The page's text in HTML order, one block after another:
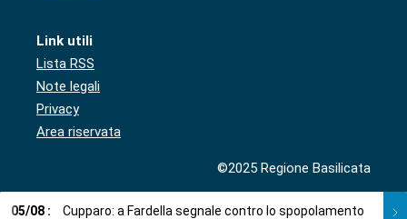
Link utili
Lista RSS
Note legali
Privacy
Area riservata
©2025 Regione Basilicata
05/08 : Cupparo: a Fardella segnale contro lo spopolamento 05